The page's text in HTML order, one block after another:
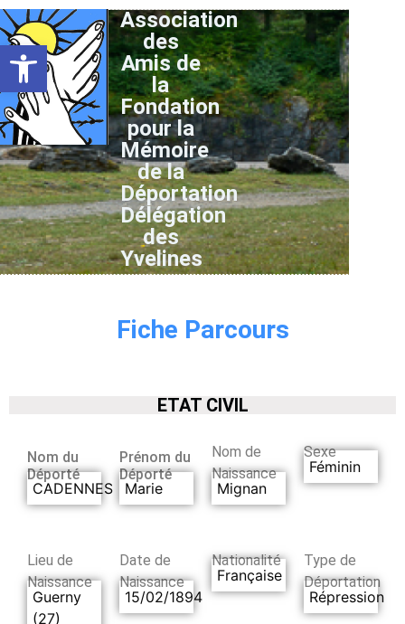
Ouvrir la barre d’outils
Association
des
Amis de
la
Fondation
pour la
Mémoire
de la
Déportation
Délégation
des
Yvelines
Fiche Parcours
ETAT CIVIL
Nom du
Déporté
CADENNES
Prénom du
Déporté
Marie
Nom de
Naissance
Mignan
Sexe
Féminin
Lieu de
Naissance
Guerny
(27)
Date de
Naissance
15/02/1894
Nationalité
Française
Type de
Déportation
Répression